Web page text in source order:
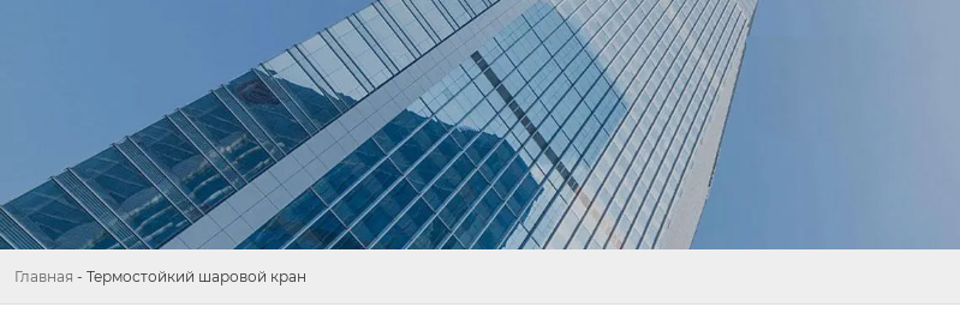
Главная - Термостойкий шаровой кран